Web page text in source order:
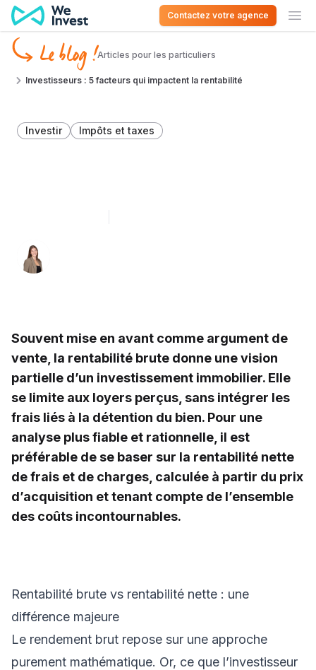
Aller au contenu
Contactez votre agence
Le blog !Articles pour les particuliers
Investisseurs : 5 facteurs qui impactent la rentabilité
Investir Impôts et taxes
Souvent mise en avant comme argument de
vente, la rentabilité brute donne une vision
partielle d’un investissement immobilier. Elle
se limite aux loyers perçus, sans intégrer les
frais liés à la détention du bien. Pour une
analyse plus fiable et rationnelle, il est
préférable de se baser sur la rentabilité nette
de frais et de charges, calculée à partir du prix
d’acquisition et tenant compte de l’ensemble
des coûts incontournables.
Rentabilité brute vs rentabilité nette : une
différence majeure
Le rendement brut repose sur une approche
purement mathématique. Or, ce que l’investisseur